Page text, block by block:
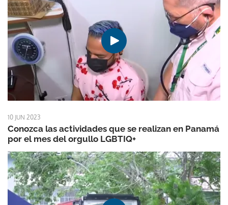
10 JUN 2023
Conozca las actividades que se realizan en Panamá
por el mes del orgullo LGBTIQ+